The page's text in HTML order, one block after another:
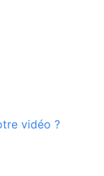
vidéo ?